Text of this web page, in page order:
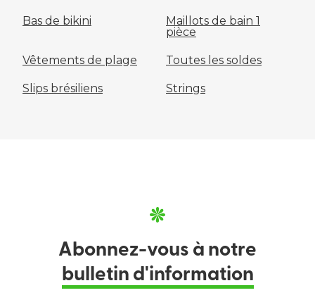
Bas de bikini
Maillots de bain 1
pièce
Vêtements de plage Toutes les soldes
Slips brésiliens Strings
Abonnez-vous à notre
bulletin d'information